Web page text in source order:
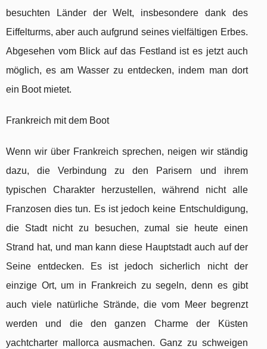
besuchten Länder der Welt, insbesondere dank des
Eiffelturms, aber auch aufgrund seines vielfältigen Erbes.
Abgesehen vom Blick auf das Festland ist es jetzt auch
möglich, es am Wasser zu entdecken, indem man dort
ein Boot mietet.
Frankreich mit dem Boot
Wenn wir über Frankreich sprechen, neigen wir ständig
dazu, die Verbindung zu den Parisern und ihrem
typischen Charakter herzustellen, während nicht alle
Franzosen dies tun. Es ist jedoch keine Entschuldigung,
die Stadt nicht zu besuchen, zumal sie heute einen
Strand hat, und man kann diese Hauptstadt auch auf der
Seine entdecken. Es ist jedoch sicherlich nicht der
einzige Ort, um in Frankreich zu segeln, denn es gibt
auch viele natürliche Strände, die vom Meer begrenzt
werden und die den ganzen Charme der Küsten
yachtcharter mallorca ausmachen. Ganz zu schweigen